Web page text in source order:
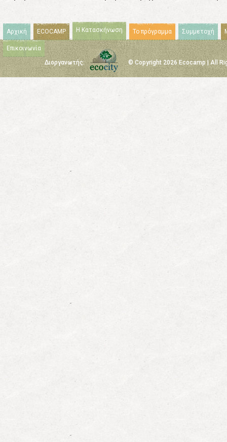
Αρχική ECOCAMP Η Κατασκήνωση Το πρόγραμμα Συμμετοχή
Επικοινωνία
Διοργανωτής:
© Copyright 2026 Ecocamp | All